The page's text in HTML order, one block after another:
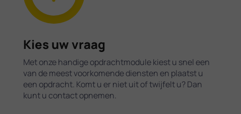
Kies uw vraag
Met onze handige opdrachtmodule kiest u snel een
van de meest voorkomende diensten en plaatst u
een opdracht. Komt u er niet uit of twijfelt u? Dan
kunt u contact opnemen.